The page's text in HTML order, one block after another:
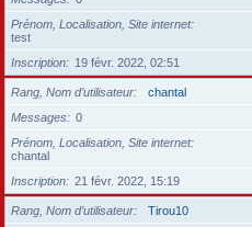
Prénom, Localisation, Site internet
test
Inscription
19 févr. 2022, 02:51
Rang, Nom d’utilisateur
chantal
Messages
0
Prénom, Localisation, Site internet
chantal
Inscription
21 févr. 2022, 15:19
Rang, Nom d’utilisateur
Tirou10